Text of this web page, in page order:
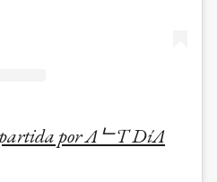
por ΛᄂƬӨ DíΛ